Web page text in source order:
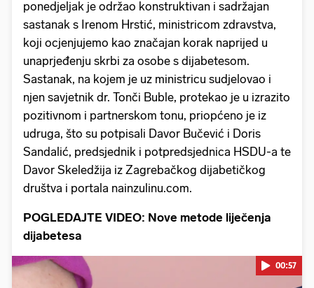
ponedjeljak je održao konstruktivan i sadržajan
sastanak s Irenom Hrstić, ministricom zdravstva,
koji ocjenjujemo kao značajan korak naprijed u
unaprjeđenju skrbi za osobe s dijabetesom.
Sastanak, na kojem je uz ministricu sudjelovao i
njen savjetnik dr. Tonči Buble, protekao je u izrazito
pozitivnom i partnerskom tonu, priopćeno je iz
udruga, što su potpisali Davor Bučević i Doris
Sandalić, predsjednik i potpredsjednica HSDU-a te
Davor Skeledžija iz Zagrebačkog dijabetičkog
društva i portala nainzulinu.com.
POGLEDAJTE VIDEO: Nove metode liječenja
dijabetesa
00:57